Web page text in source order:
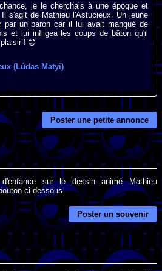
je le cherchais à une époque et
s'agit de Mathieu l'Astucieux. Un jeune
par un baron car il lui avait manqué de
et lui infligea les coups de bâton qu'il
plaisir !
(Lúdas Matyi)
Poster une petite annonce
sur le dessin animé Mathieu
ci-dessous.
Poster un souvenir